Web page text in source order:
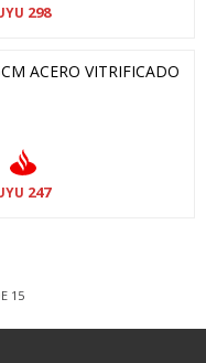
298
ACERO VITRIFICADO
247
15